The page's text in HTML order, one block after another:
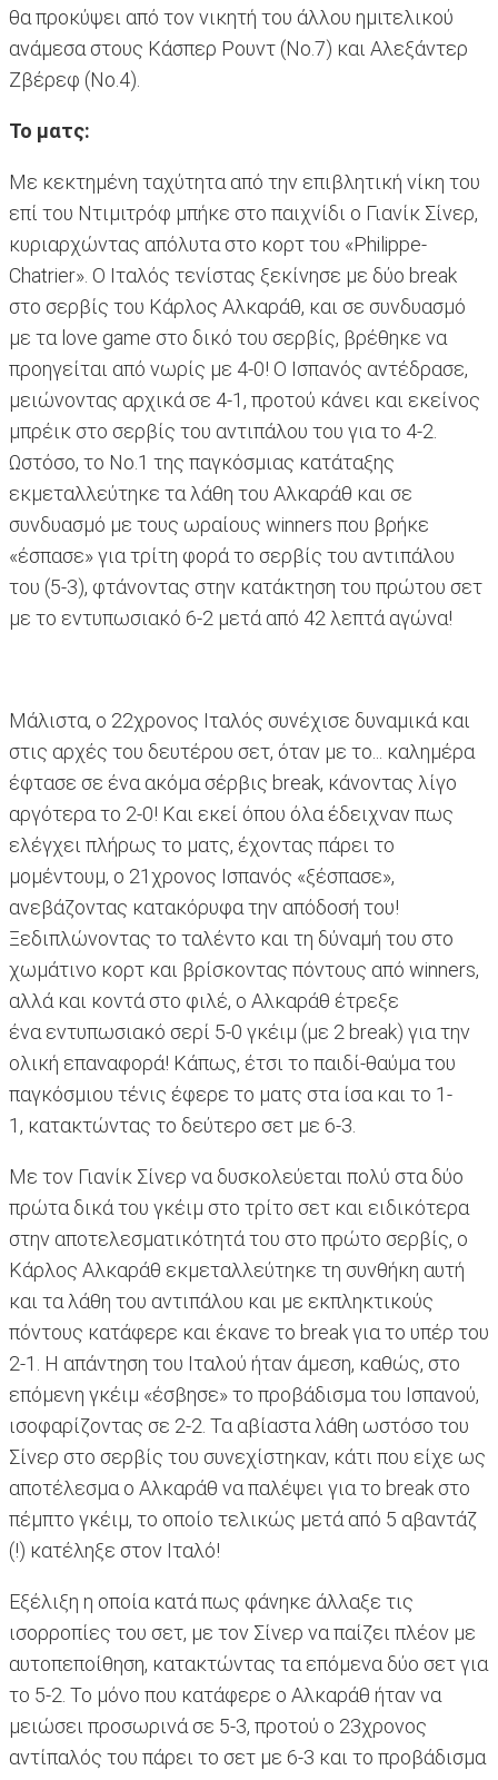
θα προκύψει από τον νικητή του άλλου ημιτελικού
ανάμεσα στους Κάσπερ Ρουντ (Νο.7) και Αλεξάντερ
Ζβέρεφ (Νο.4).
Το ματς:
Με κεκτημένη ταχύτητα από την επιβλητική νίκη του
επί του Ντιμιτρόφ μπήκε στο παιχνίδι ο Γιανίκ Σίνερ,
κυριαρχώντας απόλυτα στο κορτ του «Philippe-
Chatrier». Ο Ιταλός τενίστας ξεκίνησε με δύο break
στο σερβίς του Κάρλος Αλκαράθ, και σε συνδυασμό
με τα love game στο δικό του σερβίς, βρέθηκε να
προηγείται από νωρίς με 4-0! Ο Ισπανός αντέδρασε,
μειώνοντας αρχικά σε 4-1, προτού κάνει και εκείνος
μπρέικ στο σερβίς του αντιπάλου του για το 4-2.
Ωστόσο, το Νο.1 της παγκόσμιας κατάταξης
εκμεταλλεύτηκε τα λάθη του Αλκαράθ και σε
συνδυασμό με τους ωραίους winners που βρήκε
«έσπασε» για τρίτη φορά το σερβίς του αντιπάλου
του (5-3), φτάνοντας στην κατάκτηση του πρώτου σετ
με το εντυπωσιακό 6-2 μετά από 42 λεπτά αγώνα!
Μάλιστα, ο 22χρονος Ιταλός συνέχισε δυναμικά και
στις αρχές του δευτέρου σετ, όταν με το... καλημέρα
έφτασε σε ένα ακόμα σέρβις break, κάνοντας λίγο
αργότερα το 2-0! Και εκεί όπου όλα έδειχναν πως
ελέγχει πλήρως το ματς, έχοντας πάρει το
μομέντουμ, ο 21χρονος Ισπανός «ξέσπασε»,
ανεβάζοντας κατακόρυφα την απόδοσή του!
Ξεδιπλώνοντας το ταλέντο και τη δύναμή του στο
χωμάτινο κορτ και βρίσκοντας πόντους από winners,
αλλά και κοντά στο φιλέ, ο Αλκαράθ έτρεξε
ένα εντυπωσιακό σερί 5-0 γκέιμ (με 2 break) για την
ολική επαναφορά! Κάπως, έτσι το παιδί-θαύμα του
παγκόσμιου τένις έφερε το ματς στα ίσα και το 1-
1, κατακτώντας το δεύτερο σετ με 6-3.
Με τον Γιανίκ Σίνερ να δυσκολεύεται πολύ στα δύο
πρώτα δικά του γκέιμ στο τρίτο σετ και ειδικότερα
στην αποτελεσματικότητά του στο πρώτο σερβίς, ο
Κάρλος Αλκαράθ εκμεταλλεύτηκε τη συνθήκη αυτή
και τα λάθη του αντιπάλου και με εκπληκτικούς
πόντους κατάφερε και έκανε το break για το υπέρ του
2-1. Η απάντηση του Ιταλού ήταν άμεση, καθώς, στο
επόμενη γκέιμ «έσβησε» το προβάδισμα του Ισπανού,
ισοφαρίζοντας σε 2-2. Τα αβίαστα λάθη ωστόσο του
Σίνερ στο σερβίς του συνεχίστηκαν, κάτι που είχε ως
αποτέλεσμα ο Αλκαράθ να παλέψει για το break στο
πέμπτο γκέιμ, το οποίο τελικώς μετά από 5 αβαντάζ
(!) κατέληξε στον Ιταλό!
Εξέλιξη η οποία κατά πως φάνηκε άλλαξε τις
ισορροπίες του σετ, με τον Σίνερ να παίζει πλέον με
αυτοπεποίθηση, κατακτώντας τα επόμενα δύο σετ για
το 5-2. Το μόνο που κατάφερε ο Αλκαράθ ήταν να
μειώσει προσωρινά σε 5-3, προτού ο 23χρονος
αντίπαλός του πάρει το σετ με 6-3 και το προβάδισμα